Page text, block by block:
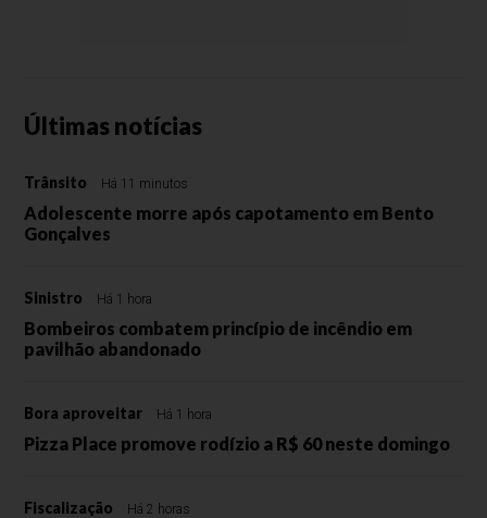
Últimas notícias
Trânsito Há 11 minutos
Adolescente morre após capotamento em Bento
Gonçalves
Sinistro Há 1 hora
Bombeiros combatem princípio de incêndio em
pavilhão abandonado
Bora aproveitar Há 1 hora
Pizza Place promove rodízio a R$ 60 neste domingo
Fiscalização Há 2 horas